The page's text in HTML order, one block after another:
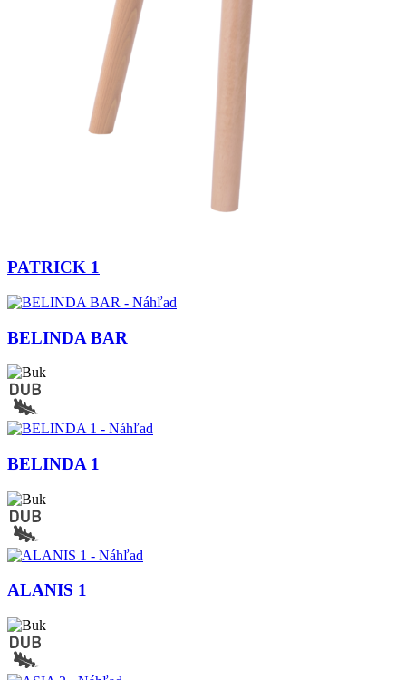
PATRICK 1
BELINDA BAR
BELINDA 1
ALANIS 1